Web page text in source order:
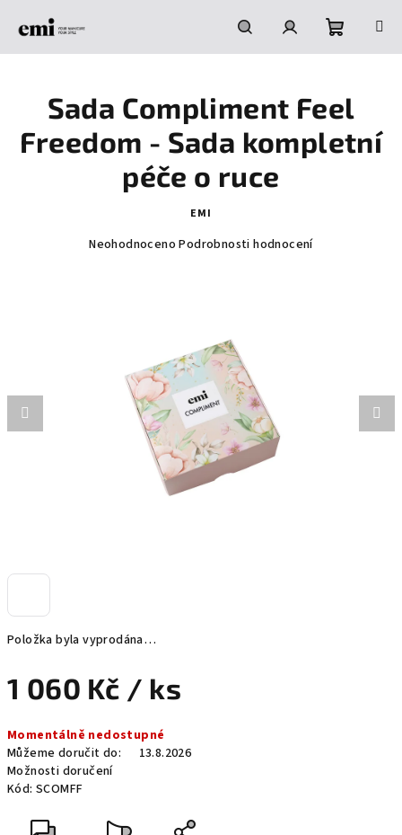
HledatPřihlášeníNákupní
košík
Položka byla vyprodána…
1 060 Kč / ks
cena:
Momentálně nedostupné
Můžeme doručit do:
13.8.2026
Možnosti doručení
Kód: SCOMFF
Sada Compliment Feel
Freedom - Sada kompletní
péče o ruce
EMI
Průměrné
hvězdiček.
Neohodnoceno Podrobnosti hodnocení